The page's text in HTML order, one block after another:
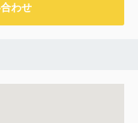
わせ